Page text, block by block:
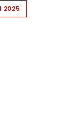
2025